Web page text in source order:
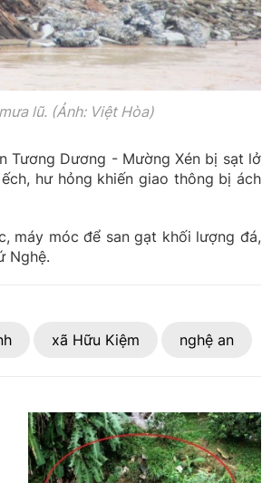
lũ. (Ảnh: Việt Hòa)
Tương Dương - Mường Xén bị sạt lở
hư hỏng khiến giao thông bị ách
máy móc để san gạt khối lượng đá,
Nghệ.
xã Hữu Kiệm nghệ an